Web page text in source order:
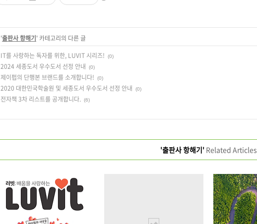
'출판사 항해기' 카테고리의 다른 글
IT를 사랑하는 독자를 위한, LUVIT 시리즈!
(0)
2024 세종도서 우수도서 선정 안내 (0)
제이펍의 단행본 브랜드를 소개합니다! (0)
2020 대한민국학술원 및 세종도서 우수도서 선정 안내 (0)
전자책 3차 리스트를 공개합니다. (6)
'출판사 항해기'Related Articles